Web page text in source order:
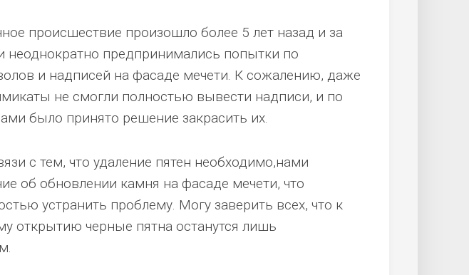
происшествие произошло более 5 лет назад и за
неоднократно предпринимались попытки по
и надписей на фасаде мечети. К сожалению, даже
не смогли полностью вывести надписи, и по
было принято решение закрасить их.
с тем, что удаление пятен необходимо,нами
об обновлении камня на фасаде мечети, что
устранить проблему. Могу заверить всех, что к
открытию черные пятна останутся лишь